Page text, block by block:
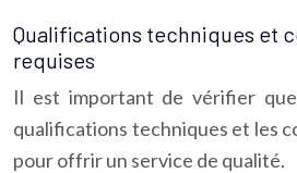
Qualifications techniques et
requises
Il est important de vérifier
qualifications techniques et les
pour offrir un service de qualité.